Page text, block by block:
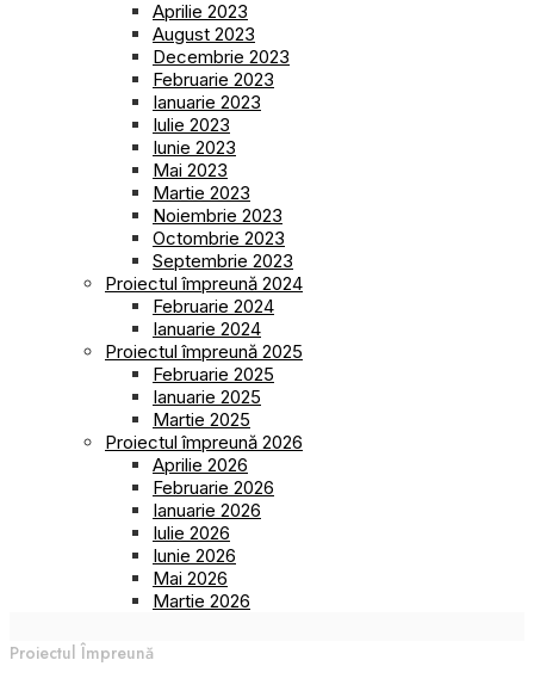
Aprilie 2023
August 2023
Decembrie 2023
Februarie 2023
Ianuarie 2023
Iulie 2023
Iunie 2023
Mai 2023
Martie 2023
Noiembrie 2023
Octombrie 2023
Septembrie 2023
Proiectul împreună 2024
Februarie 2024
Ianuarie 2024
Proiectul împreună 2025
Februarie 2025
Ianuarie 2025
Martie 2025
Proiectul împreună 2026
Aprilie 2026
Februarie 2026
Ianuarie 2026
Iulie 2026
Iunie 2026
Mai 2026
Martie 2026
Proiectul Împreună